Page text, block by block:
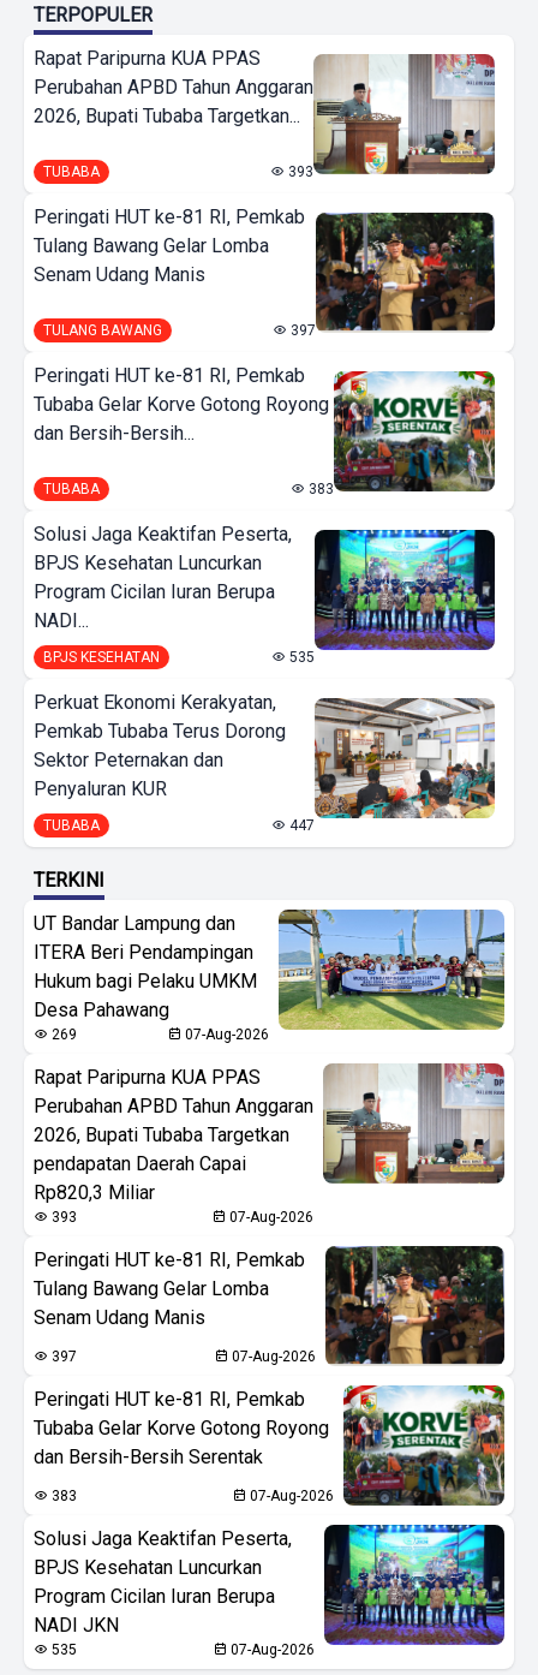
TERPOPULER
Rapat Paripurna KUA PPAS
Perubahan APBD Tahun Anggaran
2026, Bupati Tubaba Targetkan...
TUBABA 393
Peringati HUT ke-81 RI, Pemkab
Tulang Bawang Gelar Lomba
Senam Udang Manis
TULANG BAWANG 397
Peringati HUT ke-81 RI, Pemkab
Tubaba Gelar Korve Gotong Royong
dan Bersih-Bersih...
TUBABA 383
Solusi Jaga Keaktifan Peserta,
BPJS Kesehatan Luncurkan
Program Cicilan Iuran Berupa
NADI...
BPJS KESEHATAN 535
Perkuat Ekonomi Kerakyatan,
Pemkab Tubaba Terus Dorong
Sektor Peternakan dan
Penyaluran KUR
TUBABA 447
TERKINI
UT Bandar Lampung dan
ITERA Beri Pendampingan
Hukum bagi Pelaku UMKM
Desa Pahawang
269 07-Aug-2026
Rapat Paripurna KUA PPAS
Perubahan APBD Tahun Anggaran
2026, Bupati Tubaba Targetkan
pendapatan Daerah Capai
Rp820,3 Miliar
393 07-Aug-2026
Peringati HUT ke-81 RI, Pemkab
Tulang Bawang Gelar Lomba
Senam Udang Manis
397 07-Aug-2026
Peringati HUT ke-81 RI, Pemkab
Tubaba Gelar Korve Gotong Royong
dan Bersih-Bersih Serentak
383 07-Aug-2026
Solusi Jaga Keaktifan Peserta,
BPJS Kesehatan Luncurkan
Program Cicilan Iuran Berupa
NADI JKN
535 07-Aug-2026